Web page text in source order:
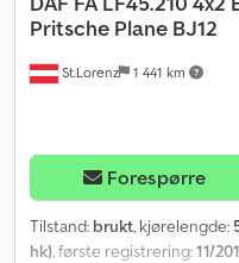
St.Lorenz 1 441 km
Pritsche Plane BJ12
Forespørre
Tilstand: brukt, kjørelengde:
hk) , første registrering:11/